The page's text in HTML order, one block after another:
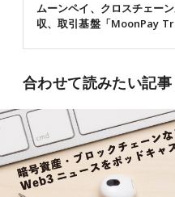
ムーンペイ、クロスチェー
収、取引基盤「MoonPay
合わせて読みたい記事